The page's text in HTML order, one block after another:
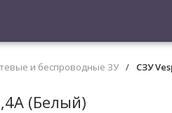
и беспроводные ЗУ / СЗУ
(Белый)